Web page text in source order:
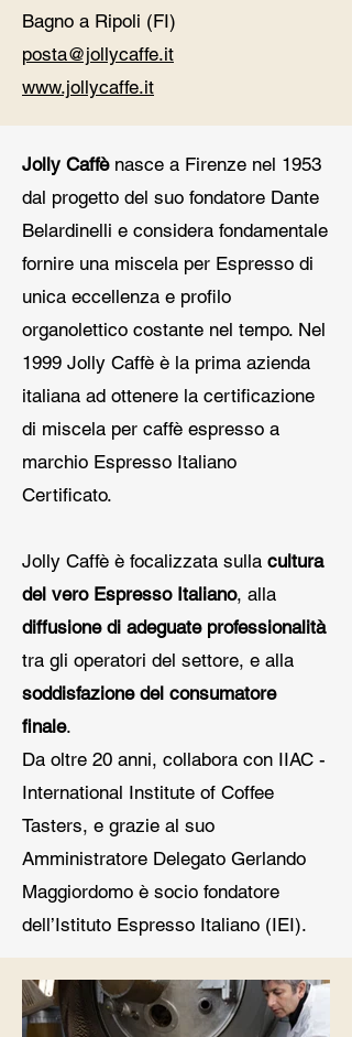
Bagno a Ripoli (FI)
posta@jollycaffe.it
www.jollycaffe.it
Jolly Caffè nasce a Firenze nel 1953
dal progetto del suo fondatore Dante
Belardinelli e considera fondamentale
fornire una miscela per Espresso di
unica eccellenza e profilo
organolettico costante nel tempo. Nel
1999 Jolly Caffè è la prima azienda
italiana ad ottenere la certificazione
di miscela per caffè espresso a
marchio Espresso Italiano
Certificato.
Jolly Caffè è focalizzata sulla cultura
del vero Espresso Italiano, alla
diffusione di adeguate professionalità
tra gli operatori del settore, e alla
soddisfazione del consumatore
finale.
Da oltre 20 anni, collabora con IIAC -
International Institute of Coffee
Tasters, e grazie al suo
Amministratore Delegato Gerlando
Maggiordomo è socio fondatore
dell’Istituto Espresso Italiano (IEI).